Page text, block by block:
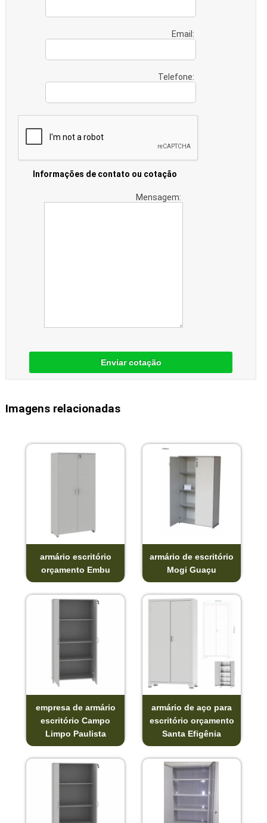
Email:
Telefone:
Informações de contato ou cotação
Mensagem:
Enviar cotação
Imagens relacionadas
armário escritório
orçamento Embu
armário de escritório
Mogi Guaçu
empresa de armário
escritório Campo
Limpo Paulista
armário de aço para
escritório orçamento
Santa Efigênia